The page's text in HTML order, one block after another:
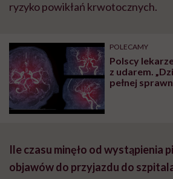
ryzyko powikłań krwotocznych.
POLECAMY
Polscy
z udarem.
pełnej
Ile czasu minęło od wystąpienia
objawów do przyjazdu do